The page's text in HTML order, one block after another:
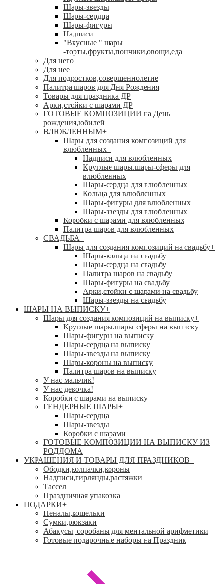
Шары-звезды
Шары-сердца
Шары-фигуры
Надписи
"Вкусные " шары
-торты,фрукты,пончики,овощи,еда
Для него
Для нее
Для подростков,совершеннолетие
Палитра шаров для Дня Рождения
Товары для праздника ДР
Арки,стойки с шарами ДР
ГОТОВЫЕ КОМПОЗИЦИИ на День
рождения,юбилей
ВЛЮБЛЕННЫМ+
Шары для создания композиций для
влюбленных+
Надписи для влюбленных
Круглые шары.шары-сферы для
влюбленных
Шары-сердца для влюбленных
Кольца для влюбленных
Шары-фигуры для влюбленных
Шары-звезды для влюбленных
Коробки с шарами для влюбленных
Палитра шаров для влюбленных
СВАДЬБА+
Шары для создания композиций на свадьбу+
Шары-кольца на свадьбу
Шары-сердца на свадьбу
Палитра шаров на свадьбу
Шары-фигуры на свадьбу
Арки,стойки с шарами на свадьбу
Шары-звезды на свадьбу
ШАРЫ НА ВЫПИСКУ+
Шары для создания композиций на выписку+
Круглые шары.шары-сферы на выписку
Шары-фигуры на выписку
Шары-сердца на выписку
Шары-звезды на выписку
Шары-короны на выписку
Палитра шаров на выписку
У нас мальчик!
У нас девочка!
Коробки с шарами на выписку
ГЕНДЕРНЫЕ ШАРЫ+
Шары-сердца
Шары-звезды
Коробки с шарами
ГОТОВЫЕ КОМПОЗИЦИИ НА ВЫПИСКУ ИЗ
РОДДОМА
УКРАШЕНИЯ И ТОВАРЫ ДЛЯ ПРАЗДНИКОВ+
Ободки,колпачки,короны
Надписи,гирлянды,растяжки
Тассел
Праздничная упаковка
ПОДАРКИ+
Пеналы,кошельки
Сумки,рюкзаки
Абакусы, соробаны для ментальной арифметики
Готовые подарочные наборы на Праздник